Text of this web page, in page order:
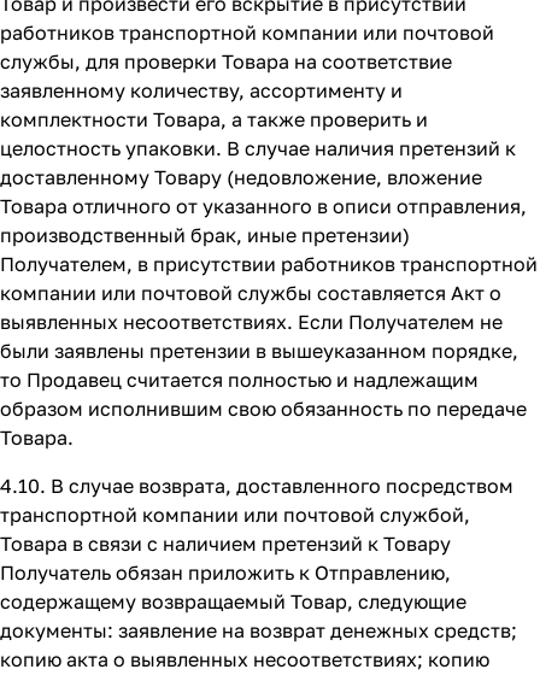
работников транспортной компании или почтовой
службы, для проверки Товара на соответствие
заявленному количеству, ассортименту и
комплектности Товара, а также проверить и
целостность упаковки. В случае наличия претензий к
доставленному Товару (недовложение, вложение
Товара отличного от указанного в описи отправления,
производственный брак, иные претензии)
Получателем, в присутствии работников транспортной
компании или почтовой службы составляется Акт о
выявленных несоответствиях. Если Получателем не
были заявлены претензии в вышеуказанном порядке,
то Продавец считается полностью и надлежащим
образом исполнившим свою обязанность по передаче
Товара.
4.10. В случае возврата, доставленного посредством
транспортной компании или почтовой службой,
Товара в связи с наличием претензий к Товару
Получатель обязан приложить к Отправлению,
содержащему возвращаемый Товар, следующие
документы: заявление на возврат денежных средств;
копию акта о выявленных несоответствиях; копию